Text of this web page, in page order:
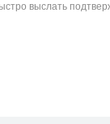
выслать